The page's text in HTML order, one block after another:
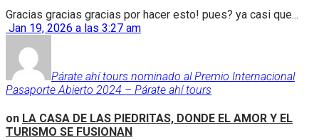
Gracias gracias gracias por hacer esto! pues? ya casi que...
Jan 19, 2026 a las 3:27 am
Párate ahí tours nominado al Premio Internacional
Pasaporte Abierto 2024 – Párate ahí tours
on LA CASA DE LAS PIEDRITAS, DONDE EL AMOR Y EL
TURISMO SE FUSIONAN